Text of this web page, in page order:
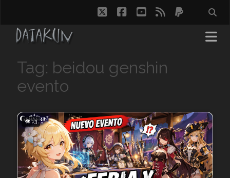
twitterfacebook
youtube
rss paypal
Tag: beidou genshin
evento
👁 13